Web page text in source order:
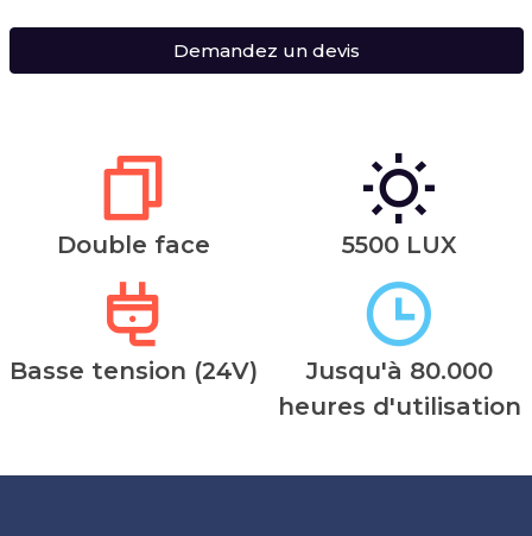
Demandez un devis
Double face 5500 LUX
Basse tension (24V)
Jusqu'à 80.000
heures d'utilisation